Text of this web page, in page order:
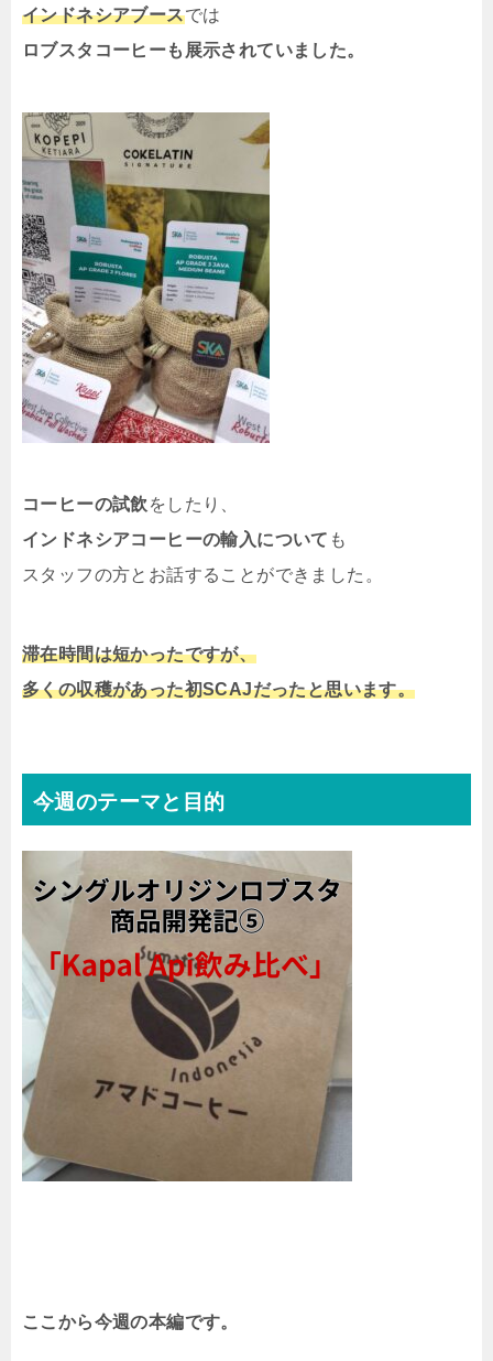
インドネシアブースでは
ロブスタコーヒーも展示されていました。
コーヒーの試飲 をしたり、
インドネシアコーヒーの輸入について も
スタッフの方とお話することができました。
滞在時間は短かったですが、
多くの収穫があった初SCAJだったと思います。
今週のテーマと目的
ここから今週の本編です。